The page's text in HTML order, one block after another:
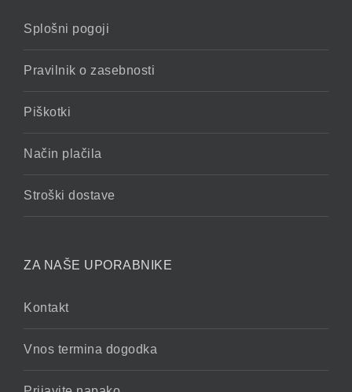
Splošni pogoji
Pravilnik o zasebnosti
Piškotki
Način plačila
Stroški dostave
ZA NAŠE UPORABNIKE
Kontakt
Vnos termina dogodka